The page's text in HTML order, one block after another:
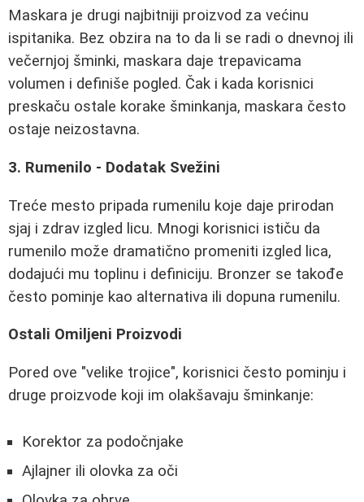
Maskara je drugi najbitniji proizvod za većinu
ispitanika. Bez obzira na to da li se radi o dnevnoj ili
večernjoj šminki, maskara daje trepavicama
volumen i definiše pogled. Čak i kada korisnici
preskaču ostale korake šminkanja, maskara često
ostaje neizostavna.
3. Rumenilo - Dodatak Svežini
Treće mesto pripada rumenilu koje daje prirodan
sjaj i zdrav izgled licu. Mnogi korisnici ističu da
rumenilo može dramatično promeniti izgled lica,
dodajući mu toplinu i definiciju. Bronzer se takođe
često pominje kao alternativa ili dopuna rumenilu.
Ostali Omiljeni Proizvodi
Pored ove "velike trojice", korisnici često pominju i
druge proizvode koji im olakšavaju šminkanje:
Korektor za podočnjake
Ajlajner ili olovka za oči